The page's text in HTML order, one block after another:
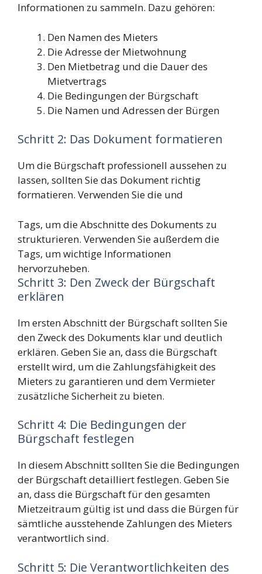
Informationen zu sammeln. Dazu gehören:
Den Namen des Mieters
Die Adresse der Mietwohnung
Den Mietbetrag und die Dauer des
Mietvertrags
Die Bedingungen der Bürgschaft
Die Namen und Adressen der Bürgen
Schritt 2: Das Dokument formatieren
Um die Bürgschaft professionell aussehen zu
lassen, sollten Sie das Dokument richtig
formatieren. Verwenden Sie die und
Tags, um die Abschnitte des Dokuments zu
strukturieren. Verwenden Sie außerdem die
Tags, um wichtige Informationen
hervorzuheben.
Schritt 3: Den Zweck der Bürgschaft
erklären
Im ersten Abschnitt der Bürgschaft sollten Sie
den Zweck des Dokuments klar und deutlich
erklären. Geben Sie an, dass die Bürgschaft
erstellt wird, um die Zahlungsfähigkeit des
Mieters zu garantieren und dem Vermieter
zusätzliche Sicherheit zu bieten.
Schritt 4: Die Bedingungen der
Bürgschaft festlegen
In diesem Abschnitt sollten Sie die Bedingungen
der Bürgschaft detailliert festlegen. Geben Sie
an, dass die Bürgschaft für den gesamten
Mietzeitraum gültig ist und dass die Bürgen für
sämtliche ausstehende Zahlungen des Mieters
verantwortlich sind.
Schritt 5: Die Verantwortlichkeiten des